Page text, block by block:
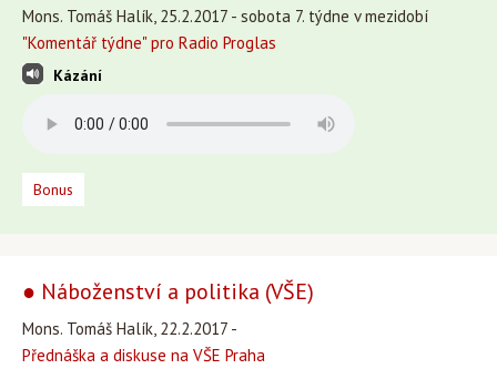
Mons. Tomáš Halík, 25.2.2017 - sobota 7. týdne v mezidobí
"Komentář týdne" pro Radio Proglas
Kázání
Bonus
● Náboženství a politika (VŠE)
Mons. Tomáš Halík, 22.2.2017 -
Přednáška a diskuse na VŠE Praha